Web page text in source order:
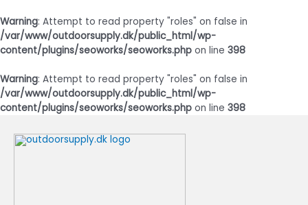
Warning: Attempt to read property "roles" on false in
/var/www/outdoorsupply.dk/public_html/wp-
content/plugins/seoworks/seoworks.php on line 398
Warning: Attempt to read property "roles" on false in
/var/www/outdoorsupply.dk/public_html/wp-
content/plugins/seoworks/seoworks.php on line 398
indholdet